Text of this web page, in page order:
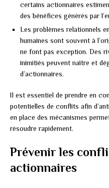
certains actionnaires
des bénéfices générés par
Les problèmes relationnels
humaines sont souvent à
ne font pas exception. Des
inimitiés peuvent naître et
d’actionnaires.
Il est essentiel de prendre en
potentielles de conflits afin
en place des mécanismes
résoudre rapidement.
Prévenir les
actionnaires